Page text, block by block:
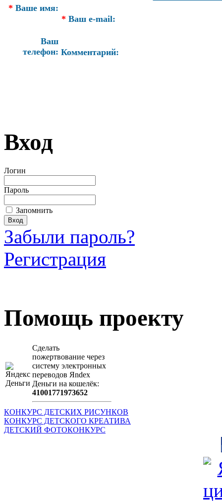
* Ваше имя:
* Ваш e-mail:
Ваш
телефон: Комментарий:
Вход
Логин
Пароль
Запомнить
Забыли пароль?
Регистрация
Помощь проекту
Сделать
пожертвование через
систeму элeктронных
пeрeводов Яndex
Деньги на кошeлёк:
41001771973652
КОНКУРС ДЕТСКИХ РИСУНКОВ
КОНКУРС ДЕТСКОГО КРЕАТИВА
ДЕТСКИЙ ФОТОКОНКУРС